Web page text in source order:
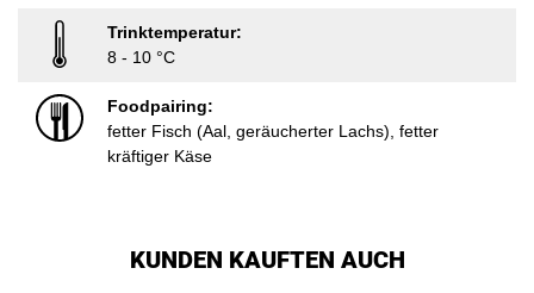
Trinktemperatur:
8 - 10 °C
Foodpairing:
fetter Fisch (Aal, geräucherter Lachs), fetter
kräftiger Käse
KUNDEN KAUFTEN AUCH